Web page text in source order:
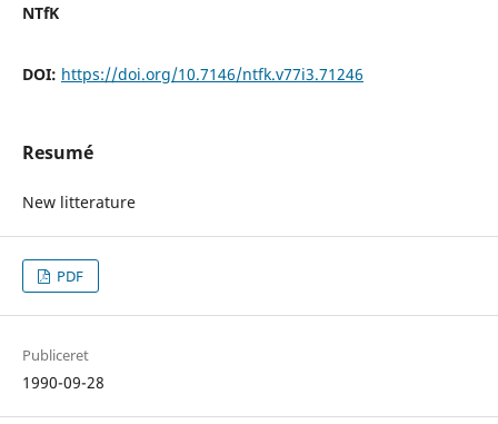
NTfK
DOI: https://doi.org/10.7146/ntfk.v77i3.71246
Resumé
New litterature
PDF
Publiceret
1990-09-28